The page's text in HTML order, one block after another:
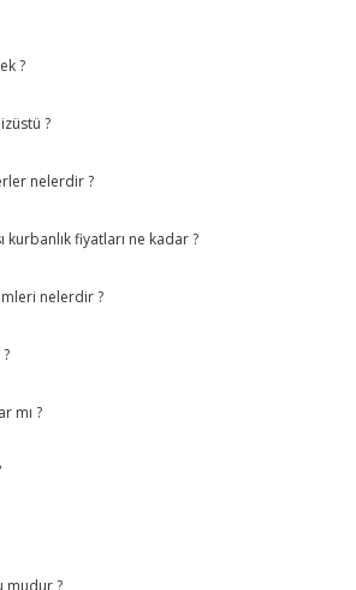
?
?
nelerdir ?
kurbanlık fiyatları ne kadar ?
nelerdir ?
mı ?
mudur ?